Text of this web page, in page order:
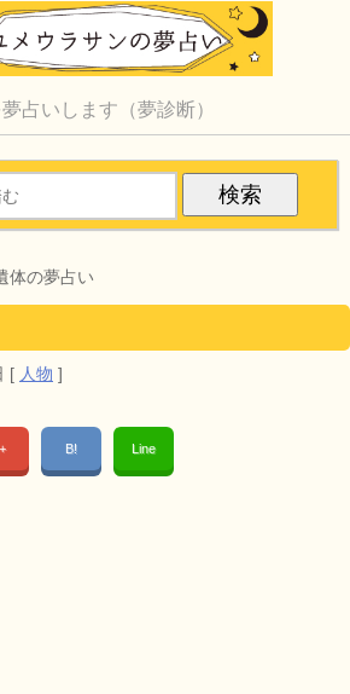
占いします（夢診断）
体の夢占い
[ 人物 ]
B! Line